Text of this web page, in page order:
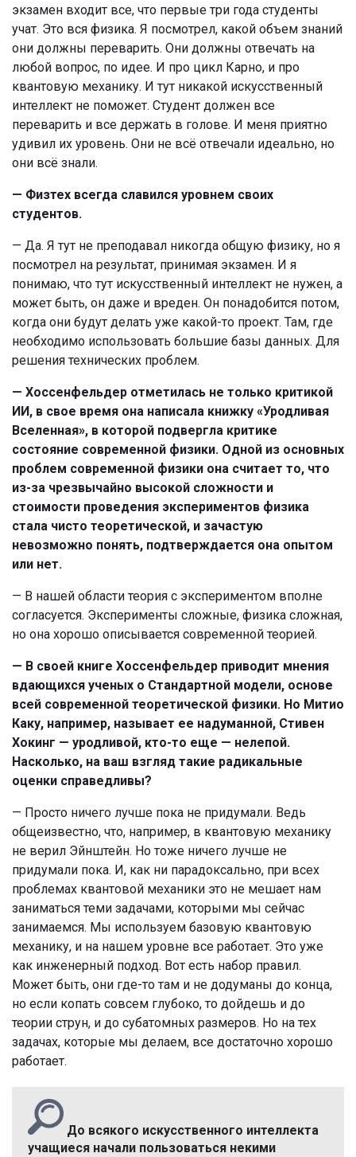
экзамен входит все, что первые три года студенты
учат. Это вся физика. Я посмотрел, какой объем знаний
они должны переварить. Они должны отвечать на
любой вопрос, по идее. И про цикл Карно, и про
квантовую механику. И тут никакой искусственный
интеллект не поможет. Студент должен все
переварить и все держать в голове. И меня приятно
удивил их уровень. Они не всё отвечали идеально, но
они всё знали.
— Физтех всегда славился уровнем своих
студентов.
— Да. Я тут не преподавал никогда общую физику, но я
посмотрел на результат, принимая экзамен. И я
понимаю, что тут искусственный интеллект не нужен, а
может быть, он даже и вреден. Он понадобится потом,
когда они будут делать уже какой-то проект. Там, где
необходимо использовать большие базы данных. Для
решения технических проблем.
— Хоссенфельдер отметилась не только критикой
ИИ, в свое время она написала книжку «Уродливая
Вселенная», в которой подвергла критике
состояние современной физики. Одной из основных
проблем современной физики она считает то, что
из-за чрезвычайно высокой сложности и
стоимости проведения экспериментов физика
стала чисто теоретической, и зачастую
невозможно понять, подтверждается она опытом
или нет.
— В нашей области теория с экспериментом вполне
согласуется. Эксперименты сложные, физика сложная,
но она хорошо описывается современной теорией.
— В своей книге Хоссенфельдер приводит мнения
вдающихся ученых о Стандартной модели, основе
всей современной теоретической физики. Но Митио
Каку, например, называет ее надуманной, Стивен
Хокинг — уродливой, кто-то еще — нелепой.
Насколько, на ваш взгляд такие радикальные
оценки справедливы?
— Просто ничего лучше пока не придумали. Ведь
общеизвестно, что, например, в квантовую механику
не верил Эйнштейн. Но тоже ничего лучше не
придумали пока. И, как ни парадоксально, при всех
проблемах квантовой механики это не мешает нам
заниматься теми задачами, которыми мы сейчас
занимаемся. Мы используем базовую квантовую
механику, и на нашем уровне все работает. Это уже
как инженерный подход. Вот есть набор правил.
Может быть, они где-то там и не додуманы до конца,
но если копать совсем глубоко, то дойдешь и до
теории струн, и до субатомных размеров. Но на тех
задачах, которые мы делаем, все достаточно хорошо
работает.
До всякого искусственного интеллекта
учащиеся начали пользоваться некими